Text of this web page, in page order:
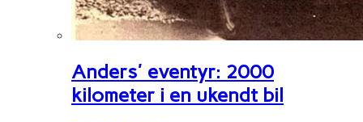
Anders' eventyr: 2000
kilometer i en ukendt bil